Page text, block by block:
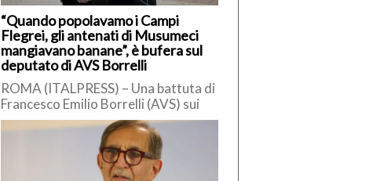
“Quando popolavamo i Campi
Flegrei, gli antenati di Musumeci
mangiavano banane”, è bufera sul
deputato di AVS Borrelli
ROMA (ITALPRESS) – Una battuta di
Francesco Emilio Borrelli (AVS) sui
siciliani ha innescato polemiche.
Intervistato da Radio Cusano,